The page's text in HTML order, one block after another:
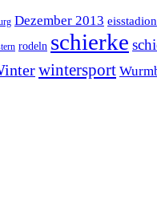
Dezember 2013 eisstadion
rodeln schierke
wintersport